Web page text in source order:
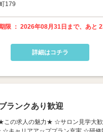
179
限 ： 2026年08月31日まで、あと
詳細はコチラ
ランクあり歓迎
★この求人の魅力★ ☆サロン見学